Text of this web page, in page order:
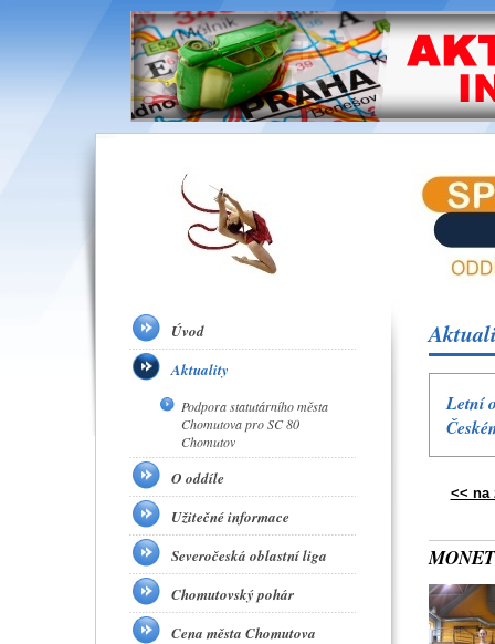
Letní
<< na
Úvod
Aktuality
Podpora statutárního města
Chomutova pro SC 80
Chomutov
O oddíle
Užitečné informace
Severočeská oblastní liga
Chomutovský pohár
Cena města Chomutova